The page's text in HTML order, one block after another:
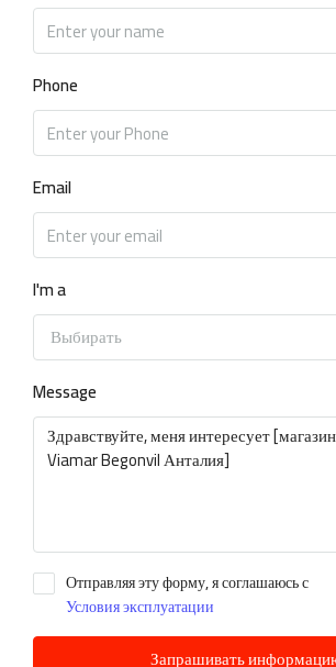
Phone
Email
I'm a
Выбирать
Message
Отправляя эту форму, я соглашаюсь с
Условия эксплуатации
Запрашивать